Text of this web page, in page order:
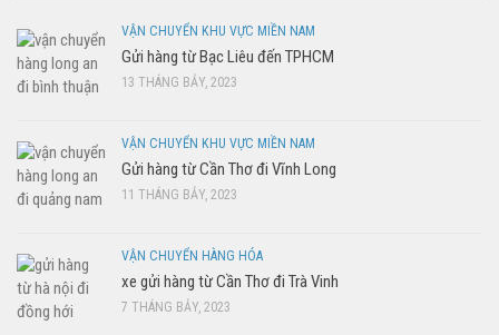
VẬN CHUYỂN KHU VỰC MIỀN NAM
Gửi hàng từ Bạc Liêu đến TPHCM
13 THÁNG BẢY, 2023
VẬN CHUYỂN KHU VỰC MIỀN NAM
Gửi hàng từ Cần Thơ đi Vĩnh Long
11 THÁNG BẢY, 2023
VẬN CHUYỂN HÀNG HÓA
xe gửi hàng từ Cần Thơ đi Trà Vinh
7 THÁNG BẢY, 2023